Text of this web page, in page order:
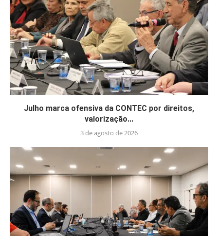
Julho marca ofensiva da CONTEC por direitos,
valorização...
3 de agosto de 2026